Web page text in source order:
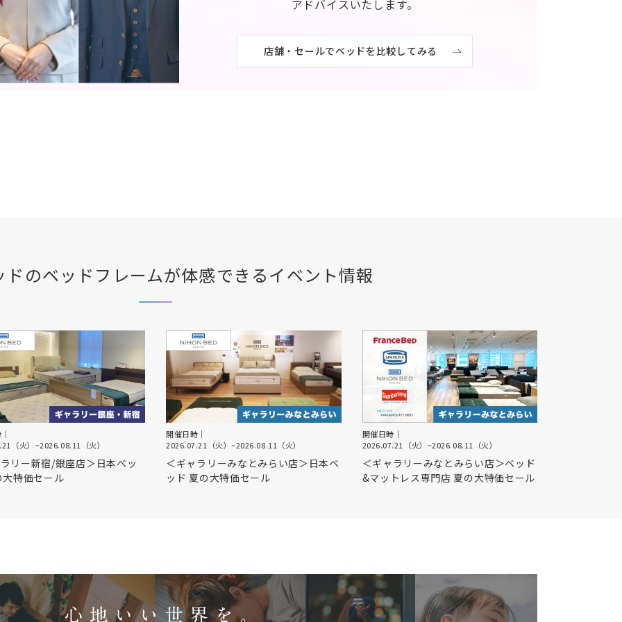
アドバイスいたします。
店舗・セールでベッドを比較してみる
ド のベッドフレームが体感できるイベント情報
（火） ~2026.08.11（火）
リー新宿/銀座店＞日本ベッ
大特価セール
開催日時｜
2026.07.21（火）~2026.08.11（火）
＜ギャラリーみなとみらい店＞日本ベ
ッド 夏の大特価セール
開催日時｜
2026.07.21（火） ~2026.08.11（火）
＜ギャラリーみなとみらい店＞ベッド
&マットレス専門店 夏の大特価セール